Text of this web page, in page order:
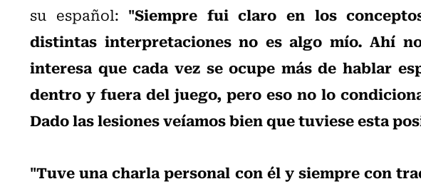
su español: "Siempre fui claro en los
distintas interpretaciones no es algo mío. Ahí
interesa que cada vez se ocupe más de hablar
dentro y fuera del juego, pero eso no lo
Dado las lesiones veíamos bien que tuviese esta
"Tuve una charla personal con él y siempre con